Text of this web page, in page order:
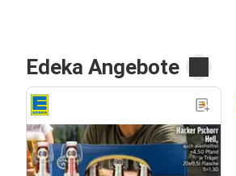
Edeka Angebote